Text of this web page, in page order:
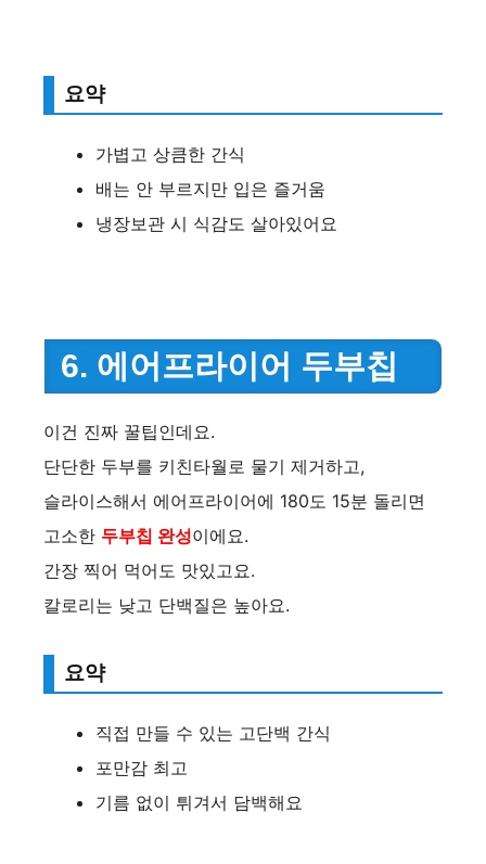
요약
가볍고 상큼한 간식
배는 안 부르지만 입은 즐거움
냉장보관 시 식감도 살아있어요
6. 에어프라이어 두부칩
이건 진짜 꿀팁인데요.
단단한 두부를 키친타월로 물기 제거하고,
슬라이스해서 에어프라이어에 180도 15분 돌리면
고소한 두부칩 완성이에요.
간장 찍어 먹어도 맛있고요.
칼로리는 낮고 단백질은 높아요.
요약
직접 만들 수 있는 고단백 간식
포만감 최고
기름 없이 튀겨서 담백해요